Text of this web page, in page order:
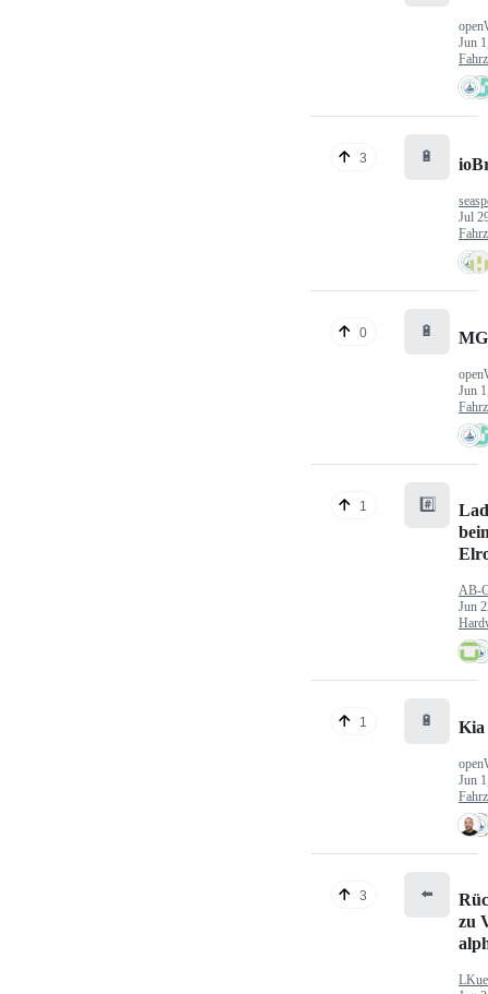
Jun
3 🔋
Jul
0 🔋
Jun
1 #️⃣
AB-
Jun
1 🔋 Kia
Jun
3 ⬅️
zu